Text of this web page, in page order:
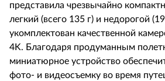
представила чрезвычайно
легкий (всего 135 г) и недорогой
укомплектован качественной
4K. Благодаря продуманным
миниатюрное устройство
фото- и видеосъемку во время